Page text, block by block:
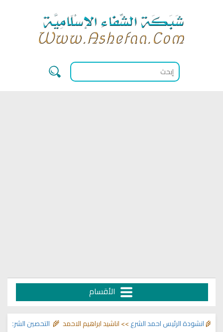
الأقسام
التحصين الشرعي انشودة الرئيس احمد الشرع>> اناشيد ابراهيم الاحمد 🌾